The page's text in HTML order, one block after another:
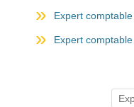
Expert
Expert